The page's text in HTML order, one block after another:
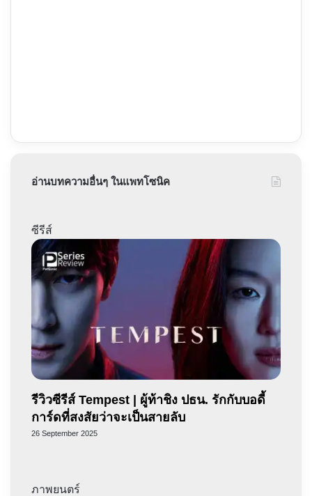
อ่านบทความอื่นๆ ในแพทโซนิค
ซีรีส์
รีวิวซีรีส์ Tempest | ผู้ท้าชิง ปธน. รักกับบอดี้
การ์ดที่สงสัยว่าจะเป็นสายลับ
26 September 2025
ภาพยนตร์